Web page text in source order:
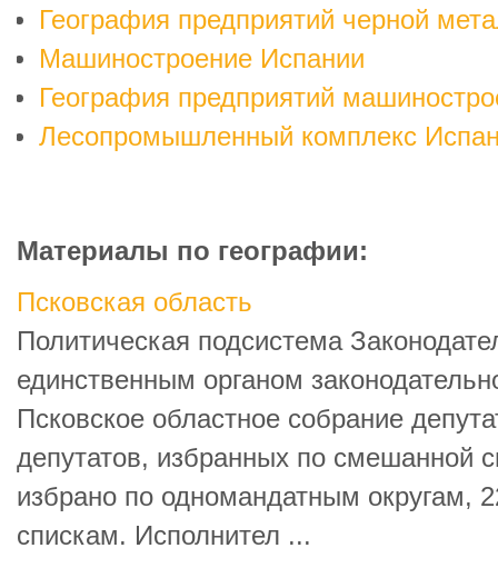
География предприятий черной
Машиностроение Испании
География предприятий
Лесопромышленный комплекс
Материалы по географии:
Псковская область
Политическая подсистема
единственным органом
Псковское областное собрание
депутатов, избранных по смешанной
избрано по одномандатным округам,
спискам. Исполнител ...